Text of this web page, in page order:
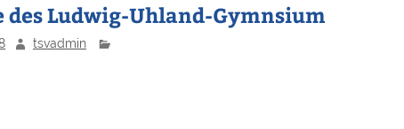
des Ludwig-Uhland-Gymnsium
tsvadmin